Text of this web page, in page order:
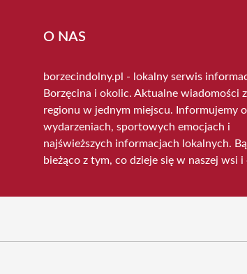
O NAS
borzecindolny.pl - lokalny serwis
Borzęcina i okolic. Aktualne wiadomości z
regionu w jednym miejscu. Informujemy o
wydarzeniach, sportowych emocjach i
najświeższych informacjach lokalnych.
bieżąco z tym, co dzieje się w naszej wsi i